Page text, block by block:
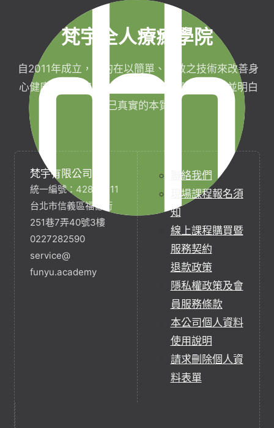
梵宇全人療癒學院
自2011年成立，目的在以簡單、有效之技術來改善身
心健康，協助完成生命目標與實現靈性生活，並明白
自己真實的本質。
梵宇有限公司
統一編號：42854211
台北市信義區福德街
251巷7弄40號3樓
0227282590
service@
funyu.academy
聯絡我們
現場課程報名須
知
線上課程購買暨
服務契約
退款政策
隱私權政策及會
員服務條款
本公司個人資料
使用說明
請求刪除個人資
料表單